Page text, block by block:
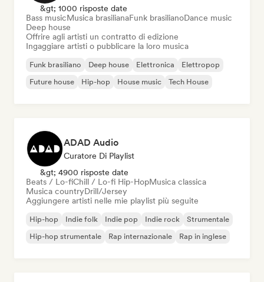
&gt; 1000 risposte date
Bass musicMusica brasilianaFunk brasilianoDance music
Deep house
Offrire agli artisti un contratto di edizione
Ingaggiare artisti o pubblicare la loro musica
Funk brasiliano Deep house Elettronica
Elettropop
Future house
Hip-hop House music Tech House
ADAD Audio
Curatore Di Playlist
&gt; 4900 risposte date
Beats / Lo-fiChill / Lo-fi Hip-HopMusica classica
Musica countryDrill/Jersey
Aggiungere artisti nelle mie playlist più seguite
Hip-hop Indie folk Indie pop Indie rock
Strumentale
Hip-hop strumentale
Rap internazionale Rap in inglese